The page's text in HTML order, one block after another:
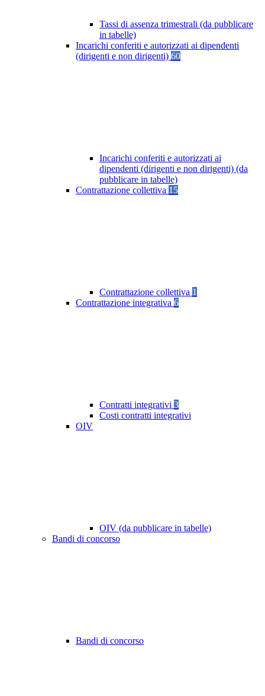
Tassi di assenza trimestrali (da pubblicare
in tabelle)
Incarichi conferiti e autorizzati ai dipendenti
(dirigenti e non dirigenti) 60
Incarichi conferiti e autorizzati ai
dipendenti (dirigenti e non dirigenti) (da
pubblicare in tabelle)
Contrattazione collettiva 15
Contrattazione collettiva 1
Contrattazione integrativa 6
Contratti integrativi 3
Costi contratti integrativi
OIV
OIV (da pubblicare in tabelle)
Bandi di concorso
Bandi di concorso